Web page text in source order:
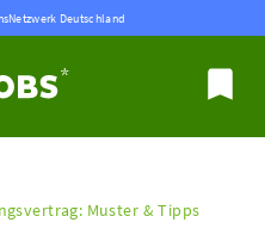
Deutschland
Muster & Tipps